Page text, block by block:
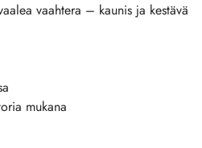
vaahtera – kaunis ja kestävä
mukana